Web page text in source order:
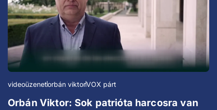
videoüzenetorbán viktorVOX párt
Orbán Viktor: Sok patrióta harcosra van